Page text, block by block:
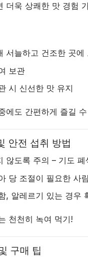
더욱 상쾌한 맛 경험
서늘하고 건조한 곳에
보관
시 신선한 맛 유지
에도 간편하게 즐길
안전 섭취 방법
않도록 주의 – 기도 폐
당 조절이 필요한 사
, 알레르기 있는 경우
천천히 녹여 먹기!
구매 팁